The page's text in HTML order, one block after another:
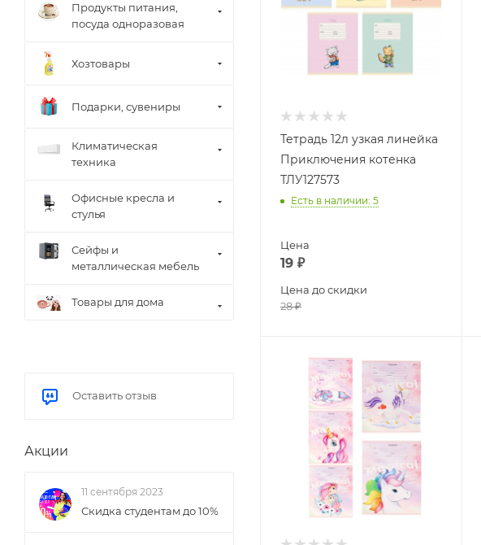
Тетрадь 12л узкая линейка
Приключения котенка
ТЛУ127573
Есть в наличии: 5
Цена
19 ₽
Цена до скидки
28₽
Продукты питания,
посуда одноразовая
Хозтовары
Подарки, сувениры
Климатическая
техника
Офисные кресла и
стулья
Сейфы и
металлическая мебель
Товары для дома
Оставить отзыв
Акции
11 сентября 2023
Скидка студентам до 10%